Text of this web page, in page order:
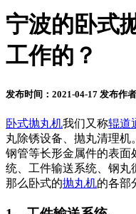
宁波的卧式
工作的？
发布时间：2021-04-17 发布作
卧式抛丸机我们又称辊道
丸除锈设备、抛丸清理机
钢管等长形金属件的表面
统、工件输送系统、钢丸
那么卧式的抛丸机的各部